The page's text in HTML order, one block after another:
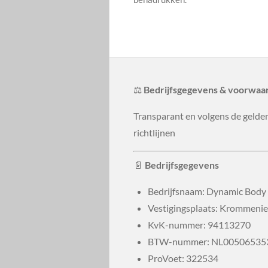
⚖️ Bedrijfsgegevens &
Transparant en volgens de
richtlijnen
📄 Bedrijfsgegevens
Bedrijfsnaam: Dynamic
Vestigingsplaats: Krommenie
KvK-nummer: 94113270
BTW-nummer:
ProVoet: 322534